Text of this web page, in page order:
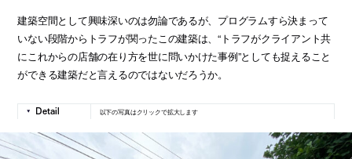
建築空間として興味深いのは勿論であるが、プログラムすら決まって
いない段階からトラフが関ったこの建築は、“トラフがクライアント共
にこれからの店舗の在り方を世に問いかけた事例”としても捉えること
ができる建築だと言えるのではないだろうか。
以下の写真はクリックで拡大します